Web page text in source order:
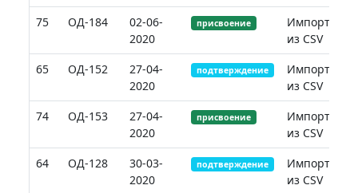
75
ОД-184
02-06-
2020
присвоение
Импорт
из CSV
65
ОД-152
27-04-
2020
подтверждение
Импорт
из CSV
74
ОД-153
27-04-
2020
присвоение
Импорт
из CSV
64
ОД-128
30-03-
2020
подтверждение
Импорт
из CSV